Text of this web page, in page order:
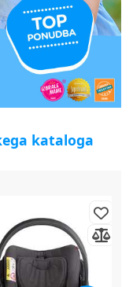
kataloga